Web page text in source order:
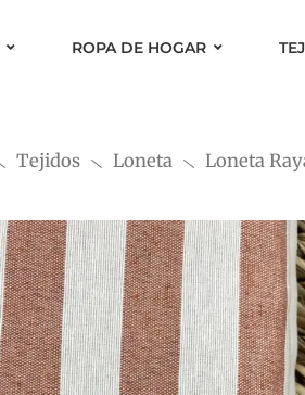
ROPA DE HOGAR
Tejidos Loneta Loneta